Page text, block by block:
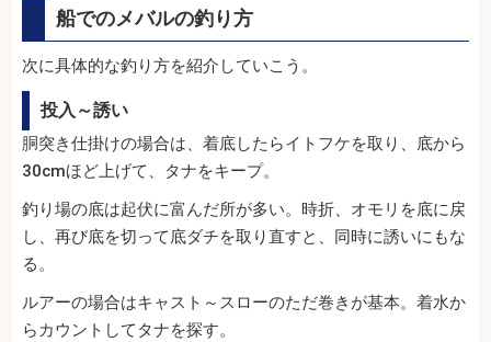
船でのメバルの釣り方
次に具体的な釣り方を紹介していこう。
投入～誘い
胴突き仕掛けの場合は、着底したらイトフケを取り、底から
30cmほど上げて、タナをキープ。
釣り場の底は起伏に富んだ所が多い。時折、オモリを底に戻
し、再び底を切って底ダチを取り直すと、同時に誘いにもな
る。
ルアーの場合はキャスト～スローのただ巻きが基本。着水か
らカウントしてタナを探す。